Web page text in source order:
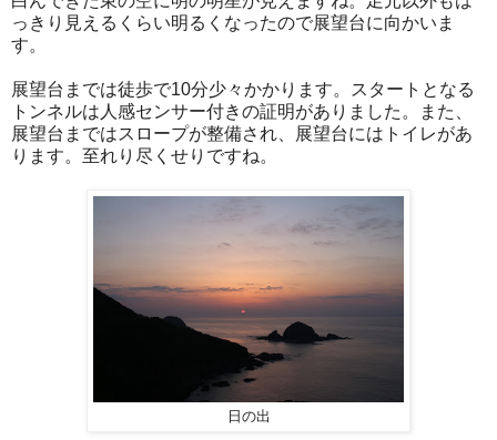
っきり見えるくらい明るくなったので展望台に向かいま
す。
展望台までは徒歩で10分少々かかります。スタートとなる
トンネルは人感センサー付きの証明がありました。また、
展望台まではスロープが整備され、展望台にはトイレがあ
ります。至れり尽くせりですね。
日の出